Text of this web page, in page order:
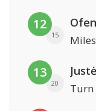
12
15
13
20 Turn